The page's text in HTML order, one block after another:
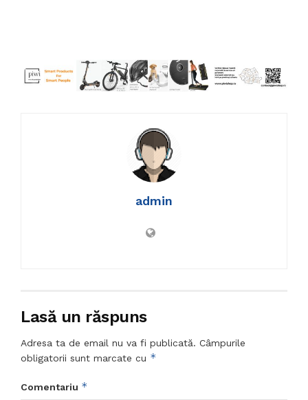
admin
Lasă un răspuns
Adresa ta de email nu va fi publicată. Câmpurile
obligatorii sunt marcate cu *
Comentariu *